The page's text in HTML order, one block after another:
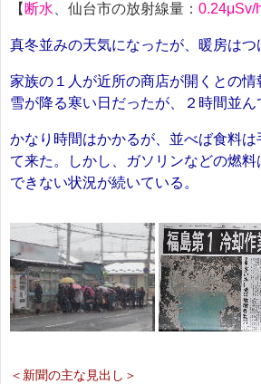
【 断水、仙台市の放射線量： 0.24μSv/
真冬並みの天気になったが、暖房はつ
家族の１人が近所の商店が開くとの情
雪が降る寒い日だったが、２時間並ん
かなり時間はかかるが、並べば食料は
て来た。しかし、ガソリンなどの燃
できない状況が続いている。
＜新聞の主な見出し＞